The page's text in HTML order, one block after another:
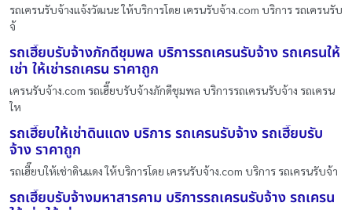
รถเครนรับจ้างแจ้งวัฒนะ ให้บริการโดย เครนรับจ้าง.com บริการ รถเครนรับ
จ้
รถเฮี๊ยบรับจ้างภักดีชุมพล บริการรถเครนรับจ้าง รถเครนให้
เช่า ให้เช่ารถเครน ราคาถูก
เครนรับจ้าง.com รถเฮี๊ยบรับจ้างภักดีชุมพล บริการรถเครนรับจ้าง รถเครน
ให
รถเฮี๊ยบให้เช่าดินแดง บริการ รถเครนรับจ้าง รถเฮี๊ยบรับ
จ้าง ราคาถูก
รถเฮี๊ยบให้เช่าดินแดง ให้บริการโดย เครนรับจ้าง.com บริการ รถเครนรับจ้า
รถเฮี๊ยบรับจ้างมหาสารคาม บริการรถเครนรับจ้าง รถเครน